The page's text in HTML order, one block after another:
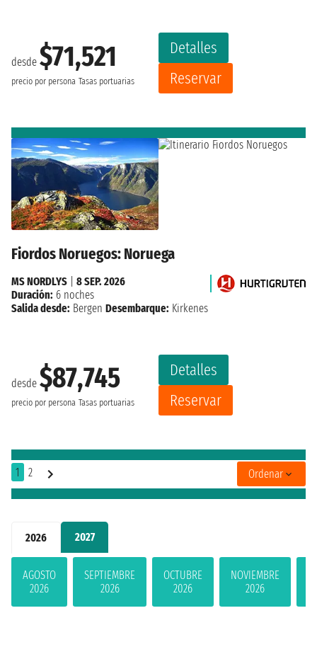
2026 2027
AGOSTO
2026
SEPTIEMBRE
2026
OCTUBRE
2026
NOVIEMBRE
2026
desde $71,521
precio por persona Tasas portuarias
Detalles
Reservar
Fiordos Noruegos: Noruega
desde $87,745
precio por persona Tasas portuarias
Detalles
Reservar
MS NORDLYS
8 SEP. 2026
Duración: 6 noches
Salida desde: Bergen Desembarque: Kirkenes
1 2 Ordenar